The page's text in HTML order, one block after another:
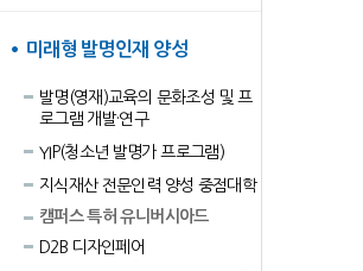
미래형 발명인재 양성
발명(영재)교육의 문화조성 및 프
로그램 개발·연구
YIP(청소년 발명가 프로그램)
지식재산 전문인력 양성 중점대학
캠퍼스 특허 유니버시아드
D2B 디자인페어